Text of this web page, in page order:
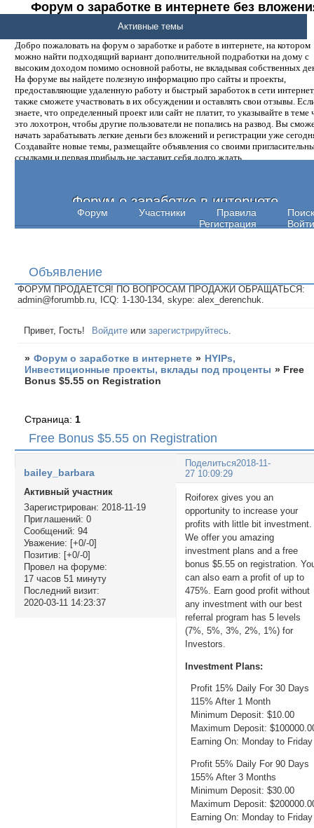
Форум о заработке в интернете без
денег.
Добро пожаловать на форум о заработке и работе в интернете, на котором
можно найти подходящий вариант дополнительной подработки на дому с
высоким доходом помимо основной работы, не вкладывая собственных
На форуме вы найдете полезную информацию про сайты и проекты,
предоставляющие удаленную работу и быстрый заработок в сети
также сможете участвовать в их обсуждении и оставлять свои отзывы.
знаете, что определенный проект или сайт не платит, то указывайте в теме
это лохотрон, чтобы другие пользователи не попались на развод. Вы
начать зарабатывать легкие деньги без вложений и регистрации уже
Создавайте новые темы, размещайте объявления со своими
ссылками и первая прибыль не заставит себя долго ждать.
Форум о заработке в интернете
Форум Участники Правила
Поиск
Регистрация
Войти
Активные темы
Объявление
ФОРУМ ПРОДАЕТСЯ! ПО ВОПРОСАМ ПРОДАЖИ ОБРАЩАТЬСЯ:
admin@forumbb.ru, ICQ: 1-130-134, skype: alex_derenchuk.
Привет, Гость! Войдите илизарегистрируйтесь
» Форум о заработке в интернете » HYIPs,
Инвестиционные проекты, вклады под проценты » Free
Bonus $5.55 on Registration
Free Bonus $5.55 on Registration
Страница: 1
Поделиться2018-11-
27 10:09:29
bailey_barbara
Активный участник
Зарегистрирован: 2018-11-19
Приглашений: 0
Сообщений: 94
Уважение: [+0/-0]
Позитив: [+0/-0]
Провел на форуме:
17 часов 51 минуту
Последний визит:
2020-03-11 14:23:37
Roiforex gives you an
opportunity to increase your
profits with little bit investment.
We offer you amazing
investment plans and a free
bonus $5.55 on registration.
can also earn a profit of up to
475%. Earn good profit without
any investment with our best
referral program has 5 levels
(7%, 5%, 3%, 2%, 1%) for
Investors.
Investment Plans:
Profit 15% Daily For 30 Days
115% After 1 Month
Minimum Deposit: $10.00
Maximum Deposit:
Earning On: Monday to Friday
Profit 55% Daily For 90 Days
155% After 3 Months
Minimum Deposit: $30.00
Maximum Deposit:
Earning On: Monday to Friday